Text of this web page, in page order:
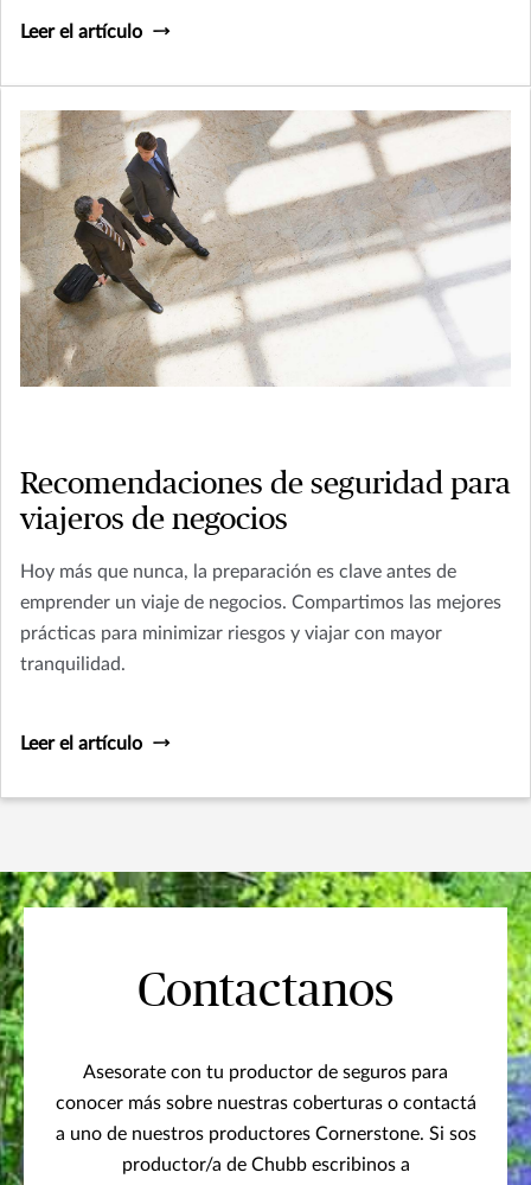
Leer el artículo
Recomendaciones de seguridad para
viajeros de negocios
Hoy más que nunca, la preparación es clave antes de
emprender un viaje de negocios. Compartimos las mejores
prácticas para minimizar riesgos y viajar con mayor
tranquilidad.
Leer el artículo
Contactanos
Asesorate con tu productor de seguros para
conocer más sobre nuestras coberturas o contactá
a uno de nuestros productores Cornerstone. Si sos
productor/a de Chubb escribinos a